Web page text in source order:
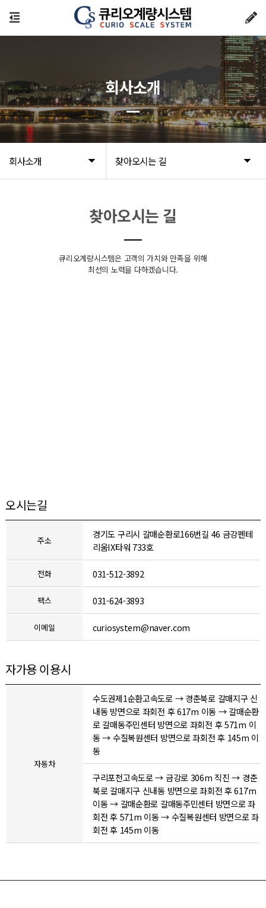
회사소개 찾아오시는 길
회사소개
찾아오시는 길
큐리오계량시스템은 고객의 가치와 만족을 위해
최선의 노력을 다하겠습니다.
오시는길
주소
경기도 구리시 갈매순환로166번길 46 금강펜테
리움IX타워 733호
전화 031-512-3892
팩스 031-624-3893
이메일 curiosystem@naver.com
자가용 이용시
자동차
수도권제1순환고속도로 → 경춘북로 갈매지구 신
내동 방면으로 좌회전 후 617m 이동 → 갈매순환
로 갈매동주민센터 방면으로 좌회전 후 571m 이
동 → 수질복원센터 방면으로 좌회전 후 145m 이
동
구리포천고속도로 → 금강로 306m 직진 → 경춘
북로 갈매지구 신내동 방면으로 좌회전 후 617m
이동 → 갈매순환로 갈매동주민센터 방면으로 좌
회전 후 571m 이동 → 수질복원센터 방면으로 좌
회전 후 145m 이동